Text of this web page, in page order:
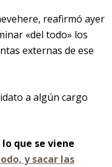
reafirmó ayer
«del todo» los
externas de ese
a algún cargo
que se viene
y sacar las